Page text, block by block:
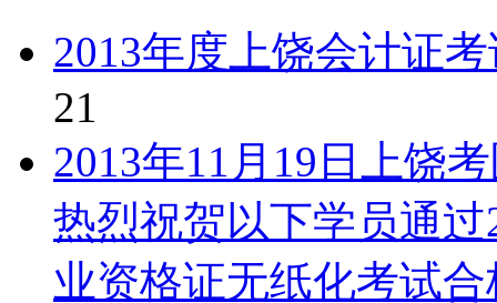
2013年度上饶会计证
21
2013年11月19日上饶
热烈祝贺以下学员通
业资格证无纸化考试